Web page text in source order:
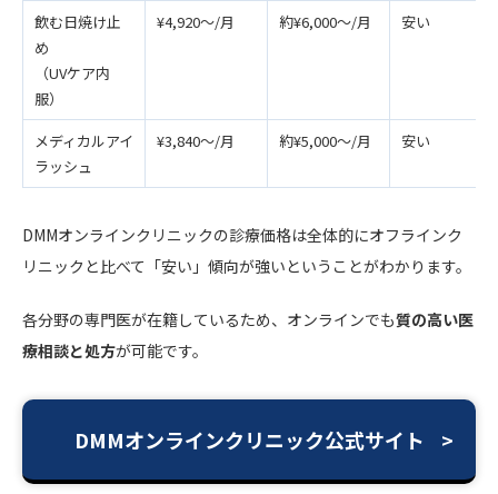
飲む日焼け止
め
（UVケア内
服）
¥4,920～/月 約¥6,000～/月 安い
メディカルアイ
ラッシュ
¥3,840～/月 約¥5,000～/月 安い
DMMオンラインクリニックの診療価格は全体的にオフラインク
リニックと比べて「安い」傾向が強いということがわかります。
各分野の専門医が在籍しているため、オンラインでも質の高い医
療相談と処方が可能です。
DMMオンラインクリニック公式サイト